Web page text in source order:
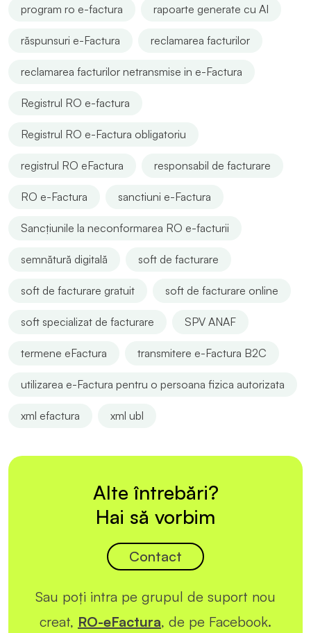
program ro e-factura rapoarte generate cu AI
răspunsuri e-Factura reclamarea facturilor
reclamarea facturilor netransmise in e-Factura
Registrul RO e-factura
Registrul RO e-Factura obligatoriu
registrul RO eFactura responsabil de facturare
RO e-Factura sanctiuni e-Factura
Sancțiunile la neconformarea RO e-facturii
semnătură digitală soft de facturare
soft de facturare gratuit soft de facturare online
soft specializat de facturare SPV ANAF
termene eFactura transmitere e-Factura B2C
utilizarea e-Factura pentru o persoana fizica autorizata
xml efactura xml ubl
Alte întrebări?
Hai să vorbim
Contact
Sau poți intra pe grupul de suport nou
creat, RO-eFactura, de pe Facebook.